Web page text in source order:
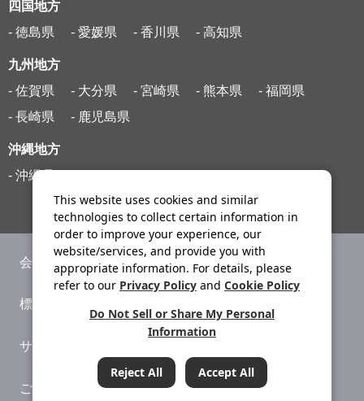
四国地方
- 徳島県
- 愛媛県 - 香川県 - 高知県
九州地方
- 佐賀県
- 大分県 - 宮崎県 - 熊本県
- 福岡県
- 長崎県
- 鹿児島県
沖縄地方
- 沖縄県
会社案内 ニュースリリース
標識・約款
サイトマップ
ご利用案内 システムメンテナンス
This website uses cookies and similar
technologies to collect certain information in
order to improve your experience, our
website/services, and provide you with
appropriate information. For details, please
refer to our Privacy Policy and Cookie Policy
Do Not Sell or Share My Personal
Information
Reject All Accept All